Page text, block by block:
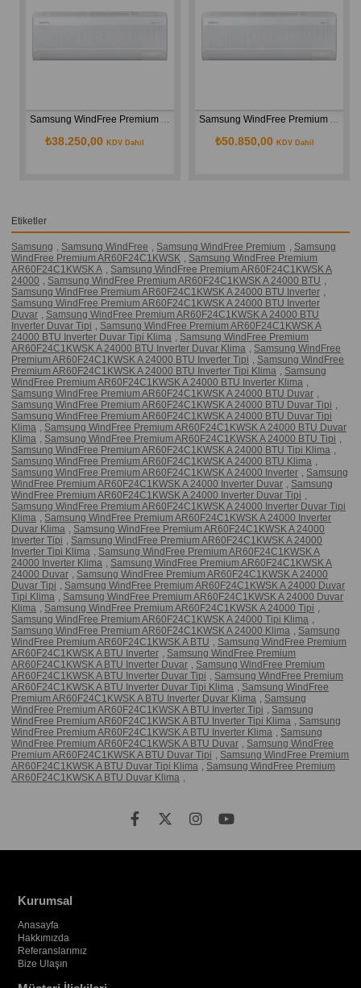
Samsung WindFree Premium AR60F12C1KW/SK A++ 12000 BTU Inverter Duvar Tipi Klima
₺38.250,00KDV Dahil
Samsung WindFree Premium AR60F18C1KW/SK A++ 18000 BTU Inverter Duvar Tipi Klima
₺50.850,00 KDV Dahil
Etiketler
Samsung , Samsung WindFree , Samsung WindFree Premium , Samsung
WindFree Premium AR60F24C1KWSK , Samsung WindFree Premium
AR60F24C1KWSK A , Samsung WindFree Premium AR60F24C1KWSK A
24000 , Samsung WindFree Premium AR60F24C1KWSK A 24000 BTU ,
Samsung WindFree Premium AR60F24C1KWSK A 24000 BTU Inverter ,
Samsung WindFree Premium AR60F24C1KWSK A 24000 BTU Inverter
Duvar , Samsung WindFree Premium AR60F24C1KWSK A 24000 BTU
Inverter Duvar Tipi , Samsung WindFree Premium AR60F24C1KWSK A
24000 BTU Inverter Duvar Tipi Klima , Samsung WindFree Premium
AR60F24C1KWSK A 24000 BTU Inverter Duvar Klima , Samsung WindFree
Premium AR60F24C1KWSK A 24000 BTU Inverter Tipi , Samsung WindFree
Premium AR60F24C1KWSK A 24000 BTU Inverter Tipi Klima , Samsung
WindFree Premium AR60F24C1KWSK A 24000 BTU Inverter Klima ,
Samsung WindFree Premium AR60F24C1KWSK A 24000 BTU Duvar ,
Samsung WindFree Premium AR60F24C1KWSK A 24000 BTU Duvar Tipi ,
Samsung WindFree Premium AR60F24C1KWSK A 24000 BTU Duvar Tipi
Klima , Samsung WindFree Premium AR60F24C1KWSK A 24000 BTU Duvar
Klima , Samsung WindFree Premium AR60F24C1KWSK A 24000 BTU Tipi ,
Samsung WindFree Premium AR60F24C1KWSK A 24000 BTU Tipi Klima ,
Samsung WindFree Premium AR60F24C1KWSK A 24000 BTU Klima ,
Samsung WindFree Premium AR60F24C1KWSK A 24000 Inverter , Samsung
WindFree Premium AR60F24C1KWSK A 24000 Inverter Duvar , Samsung
WindFree Premium AR60F24C1KWSK A 24000 Inverter Duvar Tipi ,
Samsung WindFree Premium AR60F24C1KWSK A 24000 Inverter Duvar Tipi
Klima , Samsung WindFree Premium AR60F24C1KWSK A 24000 Inverter
Duvar Klima , Samsung WindFree Premium AR60F24C1KWSK A 24000
Inverter Tipi , Samsung WindFree Premium AR60F24C1KWSK A 24000
Inverter Tipi Klima , Samsung WindFree Premium AR60F24C1KWSK A
24000 Inverter Klima , Samsung WindFree Premium AR60F24C1KWSK A
24000 Duvar , Samsung WindFree Premium AR60F24C1KWSK A 24000
Duvar Tipi , Samsung WindFree Premium AR60F24C1KWSK A 24000 Duvar
Tipi Klima , Samsung WindFree Premium AR60F24C1KWSK A 24000 Duvar
Klima , Samsung WindFree Premium AR60F24C1KWSK A 24000 Tipi ,
Samsung WindFree Premium AR60F24C1KWSK A 24000 Tipi Klima ,
Samsung WindFree Premium AR60F24C1KWSK A 24000 Klima , Samsung
WindFree Premium AR60F24C1KWSK A BTU , Samsung WindFree Premium
AR60F24C1KWSK A BTU Inverter , Samsung WindFree Premium
AR60F24C1KWSK A BTU Inverter Duvar , Samsung WindFree Premium
AR60F24C1KWSK A BTU Inverter Duvar Tipi , Samsung WindFree Premium
AR60F24C1KWSK A BTU Inverter Duvar Tipi Klima , Samsung WindFree
Premium AR60F24C1KWSK A BTU Inverter Duvar Klima , Samsung
WindFree Premium AR60F24C1KWSK A BTU Inverter Tipi , Samsung
WindFree Premium AR60F24C1KWSK A BTU Inverter Tipi Klima , Samsung
WindFree Premium AR60F24C1KWSK A BTU Inverter Klima , Samsung
WindFree Premium AR60F24C1KWSK A BTU Duvar , Samsung WindFree
Premium AR60F24C1KWSK A BTU Duvar Tipi , Samsung WindFree Premium
AR60F24C1KWSK A BTU Duvar Tipi Klima , Samsung WindFree Premium
AR60F24C1KWSK A BTU Duvar Klima ,
Kurumsal
Anasayfa
Hakkımızda
Referanslarımız
Bize Ulaşın